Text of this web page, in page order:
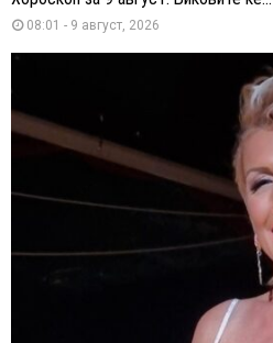
08:01 - 9 август, 2026